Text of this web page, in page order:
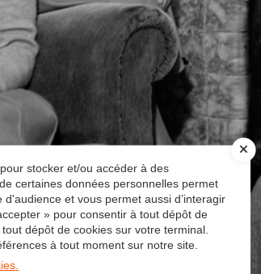
stocker et/ou accéder à des
certaines données personnelles permet
et vous permet aussi d’interagir
» pour consentir à tout dépôt de
dépôt de cookies sur votre terminal.
à tout moment sur notre site.